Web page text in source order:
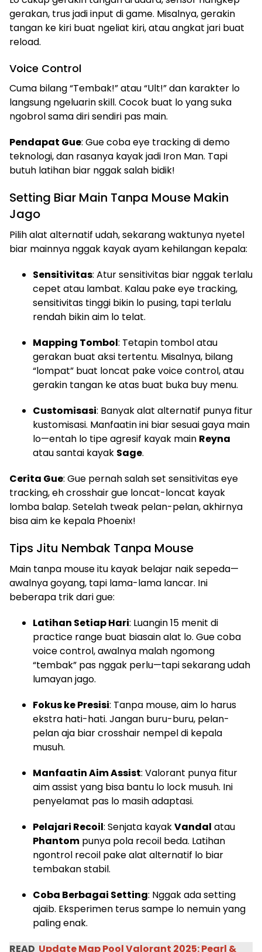
gerakan, trus jadi input di game. Misalnya, gerakin
tangan ke kiri buat ngeliat kiri, atau angkat jari buat
reload.
Voice Control
Cuma bilang “Tembak!” atau “Ult!” dan karakter lo
langsung ngeluarin skill. Cocok buat lo yang suka
ngobrol sama diri sendiri pas main.
Pendapat Gue: Gue coba eye tracking di demo
teknologi, dan rasanya kayak jadi Iron Man. Tapi
butuh latihan biar nggak salah bidik!
Setting Biar Main Tanpa Mouse Makin
Jago
Pilih alat alternatif udah, sekarang waktunya nyetel
biar mainnya nggak kayak ayam kehilangan kepala:
Sensitivitas: Atur sensitivitas biar nggak terlalu
cepet atau lambat. Kalau pake eye tracking,
sensitivitas tinggi bikin lo pusing, tapi terlalu
rendah bikin aim lo telat.
Mapping Tombol: Tetapin tombol atau
gerakan buat aksi tertentu. Misalnya, bilang
“lompat” buat loncat pake voice control, atau
gerakin tangan ke atas buat buka buy menu.
Customisasi: Banyak alat alternatif punya fitur
kustomisasi. Manfaatin ini biar sesuai gaya main
lo—entah lo tipe agresif kayak main Reyna
atau santai kayak Sage.
Cerita Gue: Gue pernah salah set sensitivitas eye
tracking, eh crosshair gue loncat-loncat kayak
lomba balap. Setelah tweak pelan-pelan, akhirnya
bisa aim ke kepala Phoenix!
Tips Jitu Nembak Tanpa Mouse
Main tanpa mouse itu kayak belajar naik sepeda—
awalnya goyang, tapi lama-lama lancar. Ini
beberapa trik dari gue:
Latihan Setiap Hari: Luangin 15 menit di
practice range buat biasain alat lo. Gue coba
voice control, awalnya malah ngomong
“tembak” pas nggak perlu—tapi sekarang udah
lumayan jago.
Fokus ke Presisi: Tanpa mouse, aim lo harus
ekstra hati-hati. Jangan buru-buru, pelan-
pelan aja biar crosshair nempel di kepala
musuh.
Manfaatin Aim Assist: Valorant punya fitur
aim assist yang bisa bantu lo lock musuh. Ini
penyelamat pas lo masih adaptasi.
Pelajari Recoil: Senjata kayakVandal atau
Phantom punya pola recoil beda. Latihan
ngontrol recoil pake alat alternatif lo biar
tembakan stabil.
Coba Berbagai Setting: Nggak ada setting
ajaib. Eksperimen terus sampe lo nemuin yang
paling enak.
READ Update Map Pool Valorant 2025: Pearl &